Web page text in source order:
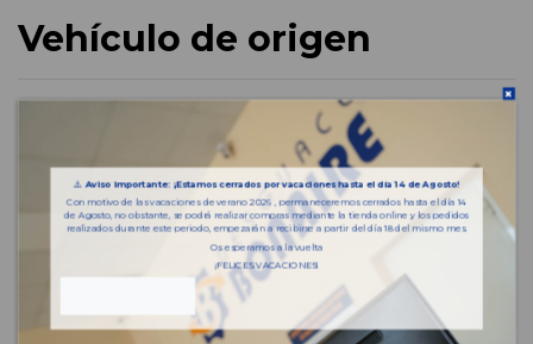
Vehículo de origen
⚠️Aviso importante: ¡Estamos cerrados por vacaciones hasta el día 14 de Agosto!
Con motivo de las vacaciones de verano 2026 , permaneceremos cerrados hasta el día 14
de Agosto, no obstante, se podrá realizar compras mediante la tienda online y los pedidos
realizados durante este periodo, empezarán a recibirse a partir del día 18 del mismo mes.
Os esperamos a la vuelta
¡FELICES VACACIONES!